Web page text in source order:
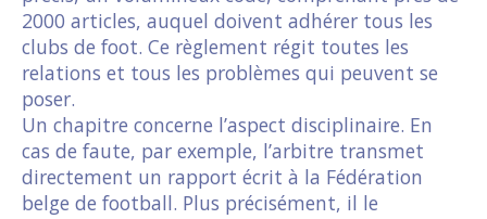
2000 articles, auquel doivent adhérer tous les
clubs de foot. Ce règlement régit toutes les
relations et tous les problèmes qui peuvent se
poser.
Un chapitre concerne l’aspect disciplinaire. En
cas de faute, par exemple, l’arbitre transmet
directement un rapport écrit à la Fédération
belge de football. Plus précisément, il le